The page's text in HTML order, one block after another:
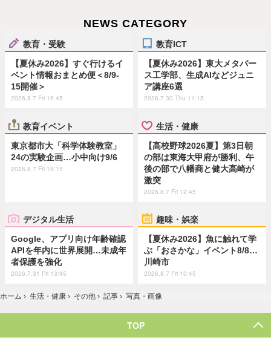
NEWS CATEGORY
教育・受験
【夏休み2026】すぐ行けるイ
ベント情報おまとめ便＜8/9-
15開催＞
2026.8.7 Fri 19:45
教育ICT
【夏休み2026】東大メタバー
ス工学部、生成AIなどジュニ
ア講座6選
2026.7.30 Thu 11:15
教育イベント
東京都市大「科学体験教室」
24の実験企画…小中向け9/6
2026.8.7 Fri 18:15
生活・健康
【高校野球2026夏】第3日朝
の部は東海大甲府が勝利、午
後の部で八幡商と健大高崎が
激突
2026.8.7 Fri 12:45
デジタル生活
Google、アプリ向け年齢確認
APIを年内に世界展開…未成年
者保護を強化
2026.7.31 Fri 13:45
趣味・娯楽
【夏休み2026】魚に触れて学
ぶ「おさかな」イベント8/8…
川崎市
2026.8.7 Fri 10:45
ホーム › 生活・健康 › その他 › 記事 › 写真・画像
TOP